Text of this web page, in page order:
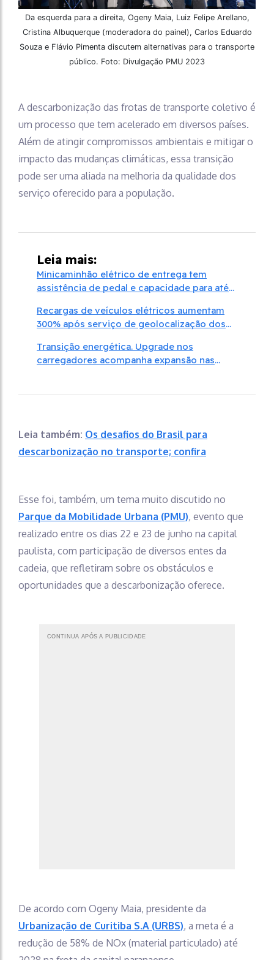
Da esquerda para a direita, Ogeny Maia, Luiz Felipe Arellano,
Cristina Albuquerque (moderadora do painel), Carlos Eduardo
Souza e Flávio Pimenta discutem alternativas para o transporte
público. Foto: Divulgação PMU 2023
A descarbonização das frotas de transporte coletivo é
um processo que tem acelerado em diversos países.
Além de atingir compromissos ambientais e mitigar o
impacto das mudanças climáticas, essa transição
pode ser uma aliada na melhoria da qualidade dos
serviço oferecido para a população.
Leia mais:
Minicaminhão elétrico de entrega tem
assistência de pedal e capacidade para até
Recargas de veículos elétricos aumentam
300% após serviço de geolocalização dos
Transição energética. Upgrade nos
carregadores acompanha expansão nas
Leia também: Os desafios do Brasil para
descarbonização no transporte; confira
Esse foi, também, um tema muito discutido no
Parque da Mobilidade Urbana (PMU), evento que
realizado entre os dias 22 e 23 de junho na capital
paulista, com participação de diversos entes da
cadeia, que refletiram sobre os obstáculos e
oportunidades que a descarbonização oferece.
CONTINUA APÓS A PUBLICIDADE
De acordo com Ogeny Maia, presidente da
Urbanização de Curitiba S.A (URBS), a meta é a
redução de 58% de NOx (material particulado) até